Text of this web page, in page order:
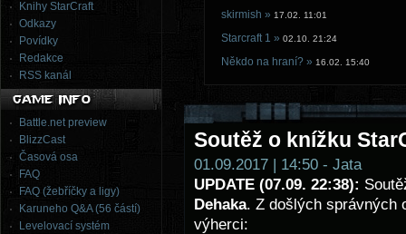
Knihy StarCraft
Odkazy
Povídky
Redakce
RSS kanál
Battle.net preview
BlizzCast
Časová osa
FAQ
FAQ (žebříčky a ligy)
Karuneho Q&A (56 částí)
Levelovací systém
skirmish » 17.02. 11:01
Starcraft 1 » 02.10. 21:24
Někdo na hraní? » 16.02. 15:40
Soutěž o knížku
01.09.2017 | 14:50 - Jata
UPDATE (07.09. 22:38):
Dehaka. Z došlých správných
výherci: